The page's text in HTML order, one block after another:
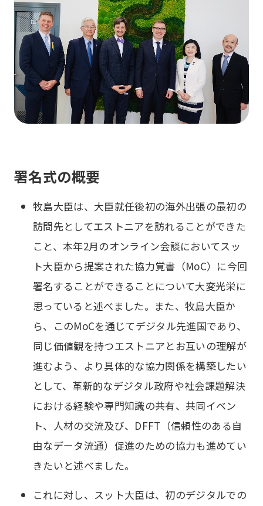
署名式の概要
牧島大臣は、大臣就任後初の海外出張の最初の
訪問先としてエストニアを訪れることができた
こと、本年2月のオンライン会談においてスッ
ト大臣から提案された協力覚書（MoC）に今回
署名することができることについて大変光栄に
思っていると述べました。また、牧島大臣か
ら、このMoCを通じてデジタル先進国であり、
同じ価値観を持つエストニアとお互いの理解が
進むよう、より具体的な協力関係を構築したい
として、革新的なデジタル政府や社会課題解決
における経験や専門知識の共有、共同イベン
ト、人材の交流及び、DFFT（信頼性のある自
由なデータ流通）促進のための協力も進めてい
きたいと述べました。
これに対し、スット大臣は、初のデジタルでの